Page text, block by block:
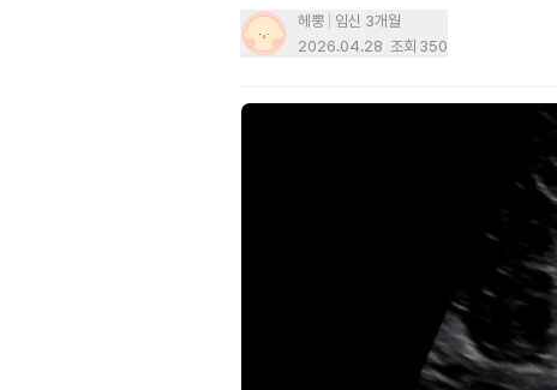
헤뿡
임신 3개월
2026.04.28 조회 350